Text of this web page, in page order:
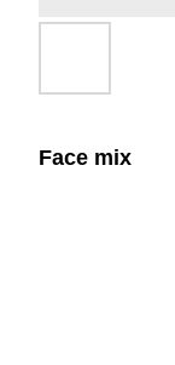
Face mix